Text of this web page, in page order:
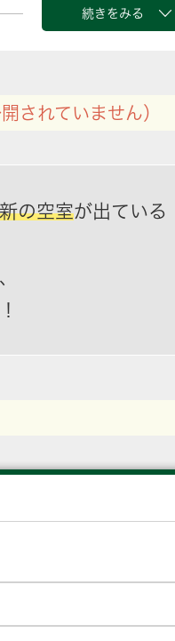
続きをみる
されていません）
の空室が出ている